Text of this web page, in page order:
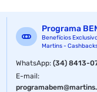
Programa
Benefícios
Martins -
WhatsApp:(34) 8413-
E-mail: